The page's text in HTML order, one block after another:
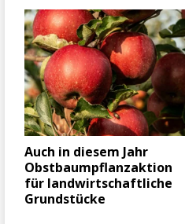
Auch in diesem Jahr
Obstbaumpflanzaktion
für landwirtschaftliche
Grundstücke